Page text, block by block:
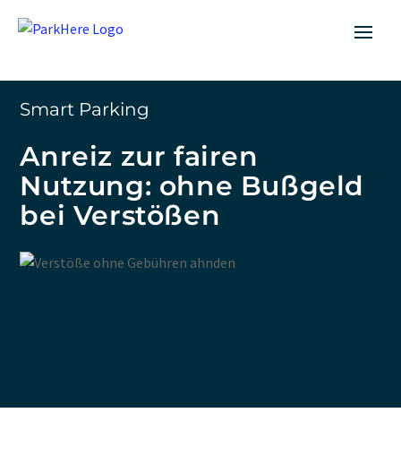
Smart Parking
Anreiz zur fairen
Nutzung: ohne Bußgeld
bei Verstößen